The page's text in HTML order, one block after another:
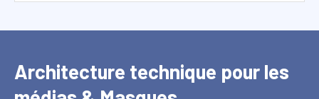
Architecture technique pour les
médias & Masques
Intégration de la génération automatisée de double